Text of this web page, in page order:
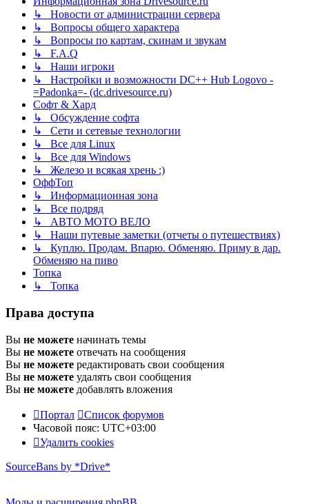
↳ Новости от администрации сервера
↳ Вопросы общего характера
↳ Вопросы по картам, скинам и звукам
↳ F.A.Q
↳ Наши игроки
↳ Настройки и возможности DC++ Hub Logovo -
=Padonka=- (dc.drivesource.ru)
Софт & Хард
↳ Обсуждение софта
↳ Сети и сетевые технологии
↳ Все для Linux
↳ Все для Windows
↳ Железо и всякая хрень :)
ОффТоп
↳ Информационная зона
↳ Все подряд
↳ АВТО МОТО ВЕЛО
↳ Наши путевые заметки (отчеты о путешествиях)
↳ Куплю. Продам. Впарю. Обменяю. Приму в дар.
Обменяю на пиво
Топка
↳ Топка
Права доступа
Вы не можете начинать темы
Вы не можете отвечать на сообщения
Вы не можете редактировать свои сообщения
Вы не можете удалять свои сообщения
Вы не можете добавлять вложения
Портал
Список форумов
Часовой пояс: UTC+03:00
Удалить cookies
SourceBans by *Drive*